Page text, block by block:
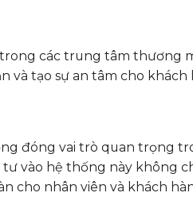
các trung tâm thương
và tạo sự an tâm cho khách
đóng vai trò quan trọng
tư vào hệ thống này không
cho nhân viên và khách